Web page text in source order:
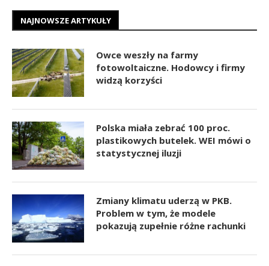
NAJNOWSZE ARTYKUŁY
Owce weszły na farmy
fotowoltaiczne. Hodowcy i firmy
widzą korzyści
Polska miała zebrać 100 proc.
plastikowych butelek. WEI mówi o
statystycznej iluzji
Zmiany klimatu uderzą w PKB.
Problem w tym, że modele
pokazują zupełnie różne rachunki